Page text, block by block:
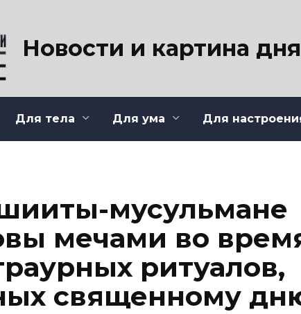
Новости и картина
Для тела Для ума Для
мусульмане
мечами во
ритуалов,
священному